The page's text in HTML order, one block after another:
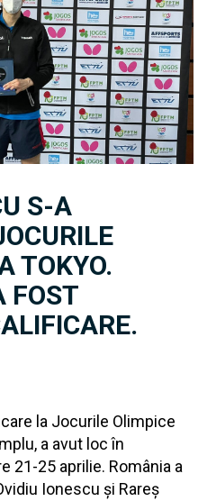
S-A
TOKYO.
FOST
la Jocurile Olimpice
a avut loc în
21-25 aprilie. România a
Ionescu și Rareș